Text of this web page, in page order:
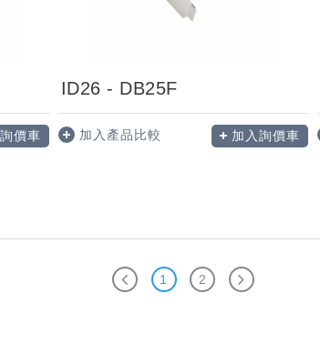
價車
ID26 - DB25F
加入產品比較 加入詢價車
1 2